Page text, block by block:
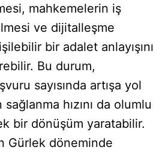
mahkemelerin iş
ve dijitalleşme
bir adalet anlayışını
Bu durum,
sayısında artışa yol
hızını da olumlu
bir dönüşüm yaratabilir.
Gürlek döneminde